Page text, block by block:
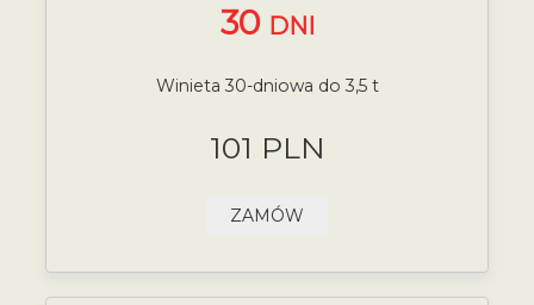
30 DNI
Winieta 30-dniowa do 3,5 t
101 PLN
ZAMÓW